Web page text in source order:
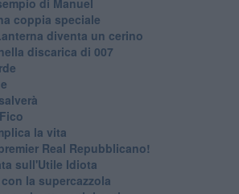
coppia speciale
diventa un cerino
discarica di 007
la vita
Real Repubblicano!
sull'Utile Idiota
la supercazzola